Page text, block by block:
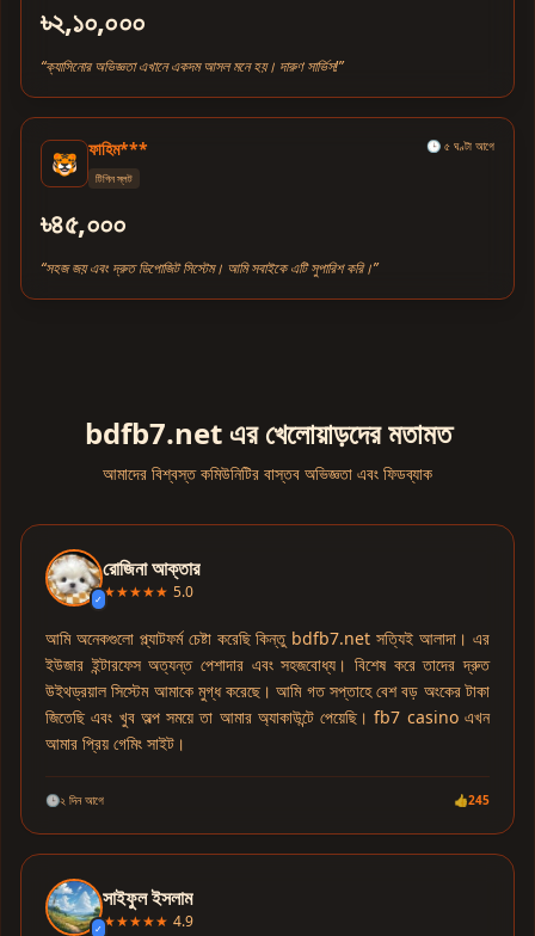
৳২,১০,০০০
“ক্যাসিনোর অভিজ্ঞতা এখানে একদম আসল মনে হয়। দারুণ সার্ভিস!”
🐯
ফাহিম***
টিগিন স্লট
🕒 ৫ ঘণ্টা আগে
৳৪৫,০০০
“সহজ জয় এবং দ্রুত ডিপোজিট সিস্টেম। আমি সবাইকে এটি সুপারিশ করি।”
bdfb7.net এর খেলোয়াড়দের মতামত
আমাদের বিশ্বস্ত কমিউনিটির বাস্তব অভিজ্ঞতা এবং ফিডব্যাক
✓
রোজিনা আক্তার
★★★★★ 5.0
আমি অনেকগুলো প্ল্যাটফর্ম চেষ্টা করেছি কিন্তু bdfb7.net সত্যিই আলাদা। এর
ইউজার ইন্টারফেস অত্যন্ত পেশাদার এবং সহজবোধ্য। বিশেষ করে তাদের দ্রুত
উইথড্রয়াল সিস্টেম আমাকে মুগ্ধ করেছে। আমি গত সপ্তাহে বেশ বড় অংকের টাকা
জিতেছি এবং খুব অল্প সময়ে তা আমার অ্যাকাউন্টে পেয়েছি। fb7 casino এখন
আমার প্রিয় গেমিং সাইট।
🕒২ দিন আগে 👍245
✓
সাইফুল ইসলাম
★★★★★ 4.9